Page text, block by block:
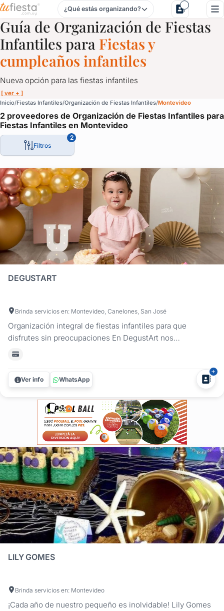
Organización de Fiestas Infantiles para Fiestas Infantiles
¿Qué estás organizando?
Guía de Organización de Fiestas
Infantiles para Fiestas y
cumpleaños infantiles
Nueva opción para las fiestas infantiles
[ ver + ]
Inicio Fiestas Infantiles Organización de Fiestas Infantiles Montevideo
2 proveedores de Organización de Fiestas Infantiles para
Fiestas Infantiles en Montevideo
Filtros
2
DEGUSTART
Brinda servicios en: Montevideo, Canelones, San José
Organización integral de fiestas infantiles para que
disfrutes sin preocupaciones En DegustArt nos
encargamos de cada detalle para que la celebración de los
organización de fiestas infantiles completo, adaptado a
todo tipo de eventos:...
Ver info WhatsApp
LILY GOMES
Brinda servicios en: Montevideo
¡Cada año de nuestro pequeño es inolvidable! Lily Gomes
Organización de Fiestas Infantiles para Fiestas Infantiles
Nueva opción para las fiestas infantiles
Proveedores de organización integral.
Comida, animación, bebidas y entretenimiento. Todo para que